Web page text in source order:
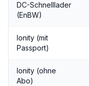
DC-Schnelllader
(EnBW)
Ionity (mit
Passport)
Ionity (ohne
Abo)